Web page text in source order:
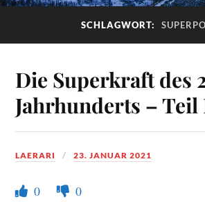
SCHLAGWORT:
Die Superkraft des
Jahrhunderts – Teil
LAERARI 23. JANUAR 2021
0 0